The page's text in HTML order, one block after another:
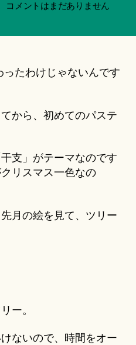
品
IRISCALA
a
ts
＊
新
リ
パ
ス
体
験
の
コメントはまだありません
たわけじゃないんです
から、初めてのパステ
支」がテーマなのです
リスマス一色なの
月の絵を見て、ツリー
ー。
ないので、時間をオー